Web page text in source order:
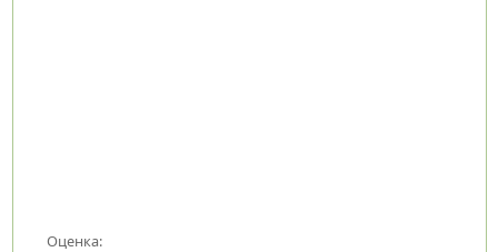
Оценка: